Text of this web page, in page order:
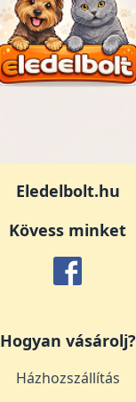
Eledelbolt.hu
Kövess minket
Hogyan vásárolj?
Házhozszállítás